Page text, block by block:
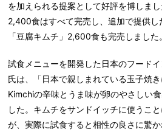
を加えられる提案として好評を博しま
2,400食はすべて完売し、追加で提供
「豆腐キムチ」2,600食も完売しました。
試食メニューを開発した日本のフード
氏は、「日本で親しまれている玉子焼
Kimchiの辛味とうま味が卵のやさしい
した。キムチをサンドイッチに使うこ
が、実際に試食すると相性の良さに驚